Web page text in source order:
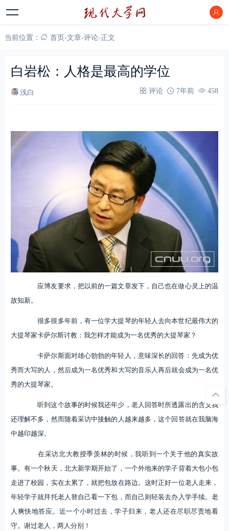
当前位置： 首页-文章-评论-正文
白岩松：人格是最高的学位
浅白 评论 7年前 458
应博友要求，把以前的一篇文章发下，自己也在做心灵上的温
故知新。
很多很多年前，有一位学大提琴的年轻人去向本世纪最伟大的
大提琴家卡萨尔斯讨教：我怎样才能成为一名优秀的大提琴家？
卡萨尔斯面对雄心勃勃的年轻人，意味深长的回答：先成为优
秀而大写的人，然后成为一名优秀和大写的音乐人再后就会成为一名优
秀的大提琴家。
听到这个故事的时候我还年少，老人回答时所透露出的含义我
还理解不多，然而随着采访中接触的人越来越多，这个回答就在我脑海
中越印越深。
在采访北大教授季羡林的时候，我听到一个关于他的真实故
事。有一个秋天，北大新学期开始了，一个外地来的学子背着大包小包
走进了校园，实在太累了，就把包放在路边。这时正好一位老人走来，
年轻学子就拜托老人替自己看一下包，而自己则轻装去办入学手续。老
人爽快地答应。近一个小时过去，学子归来，老人还在尽职尽责地看
守。谢过老人，两人分别！